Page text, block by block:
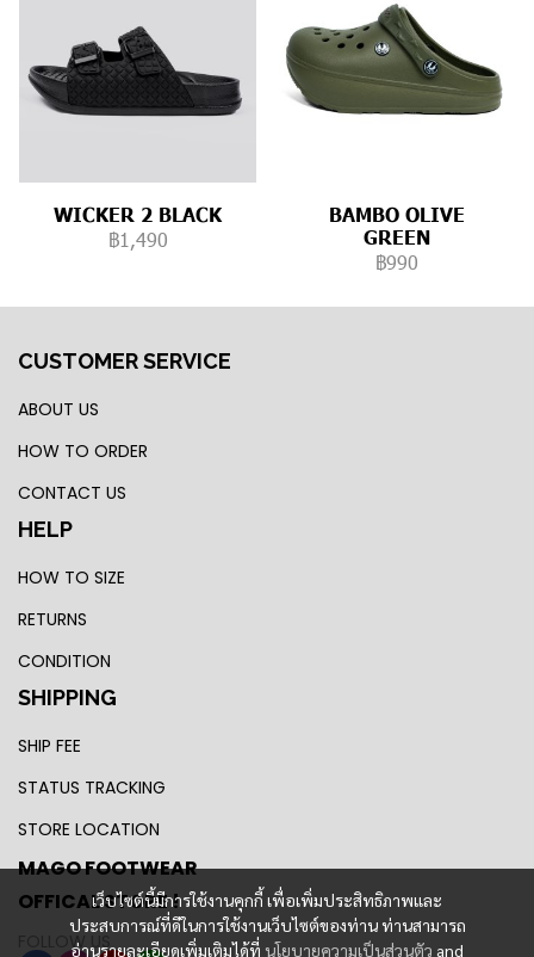
WICKER 2 BLACK
฿1,490
BAMBO OLIVE
GREEN
฿990
เว็บไซต์นี้มีการใช้งานคุกกี้ เพื่อเพิ่มประสิทธิภาพและ
ประสบการณ์ที่ดีในการใช้งานเว็บไซต์ของท่าน ท่านสามารถ
อ่านรายละเอียดเพิ่มเติมได้ที่ นโยบายความเป็นส่วนตัว and
CUSTOMER SERVICE
ABOUT US
HOW TO ORDER
CONTACT US
HELP
HOW TO SIZE
RETURNS
CONDITION
SHIPPING
SHIP FEE
STATUS TRACKING
STORE LOCATION
MAGO FOOTWEAR
OFFICAL STORE !
FOLLOW US